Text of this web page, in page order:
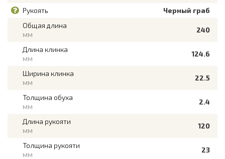
Рукоять
Черный граб
Общая длина
мм
240
Длина клинка
мм
124.6
Ширина клинка
мм
22.5
Толщина обуха
мм
2.4
Длина рукояти
мм
120
Толщина рукояти
мм
23